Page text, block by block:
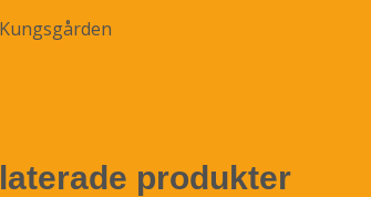
produkter